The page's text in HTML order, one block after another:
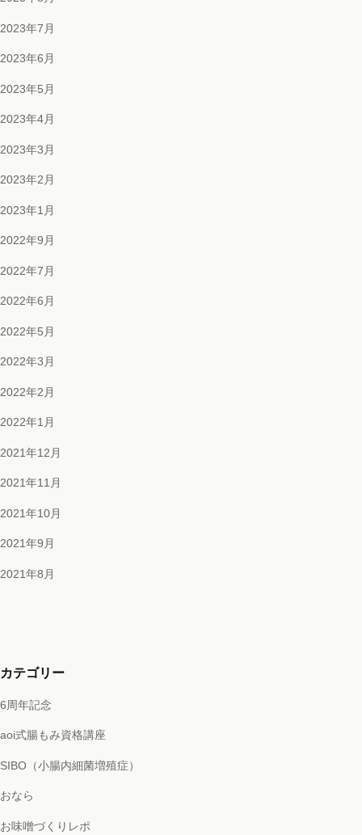
2023年7月
2023年6月
2023年5月
2023年4月
2023年3月
2023年2月
2023年1月
2022年9月
2022年7月
2022年6月
2022年5月
2022年3月
2022年2月
2022年1月
2021年12月
2021年11月
2021年10月
2021年9月
2021年8月
カテゴリー
6周年記念
aoi式腸もみ資格講座
SIBO（小腸内細菌増殖症）
おなら
お味噌づくりレポ